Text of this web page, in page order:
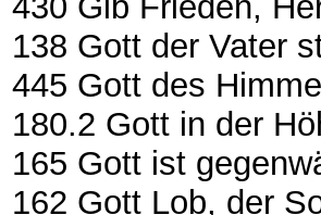
138 Gott der Vater
445 Gott des
180.2 Gott in der
165 Gott ist
162 Gott Lob, der